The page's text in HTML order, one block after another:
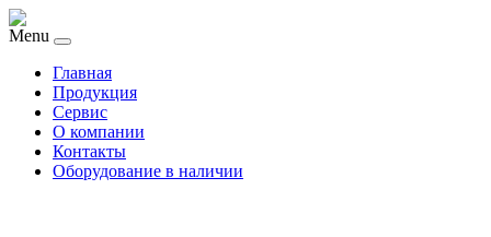
Menu
Главная
Продукция
Сервис
О компании
Контакты
Оборудование в наличии